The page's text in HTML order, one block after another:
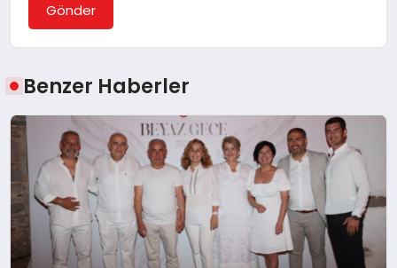
Gönder
Benzer Haberler